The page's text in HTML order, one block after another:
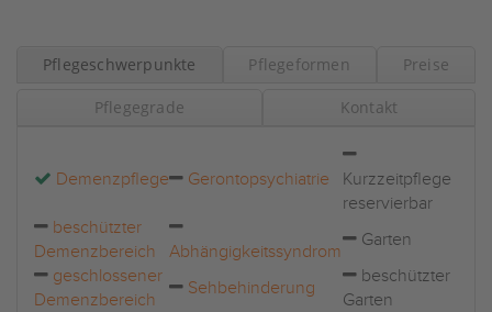
Pflegeschwerpunkte Pflegeformen Preise
Pflegegrade Kontakt
Demenzpflege Gerontopsychiatrie
Kurzzeitpflege
reservierbar
beschützter
Demenzbereich
Abhängigkeitssyndrom
Garten
geschlossener
Demenzbereich
Sehbehinderung
beschützter
Garten